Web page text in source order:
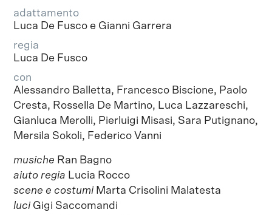
adattamento
Luca De Fusco e Gianni Garrera
regia
Luca De Fusco
con
Alessandro Balletta, Francesco Biscione, Paolo
Cresta, Rossella De Martino, Luca Lazzareschi,
Gianluca Merolli, Pierluigi Misasi, Sara Putignano,
Mersila Sokoli, Federico Vanni
musiche Ran Bagno
aiuto regia Lucia Rocco
scene e costumi Marta Crisolini Malatesta
luci Gigi Saccomandi